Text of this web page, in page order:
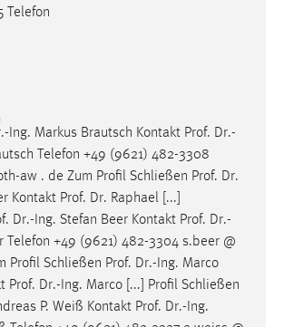
Telefon
.-Ing. Markus Brautsch Kontakt Prof. Dr.-
Telefon +49 (9621) 482-3308
aw . de Zum Profil Schließen Prof. Dr.
Kontakt Prof. Dr. Raphael [...]
. Dr.-Ing. Stefan Beer Kontakt Prof. Dr.-
Telefon +49 (9621) 482-3304 s.beer @
Profil Schließen Prof. Dr.-Ing. Marco
Prof. Dr.-Ing. Marco [...] Profil Schließen
P. Weiß Kontakt Prof. Dr.-Ing.
werden von Drittanbietern
indem sie Besucher über Websites
Limited